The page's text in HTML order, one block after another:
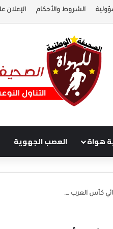
الشروط والأحكام الإعلان
هواة العصب الجهوية
كأس العرب ….